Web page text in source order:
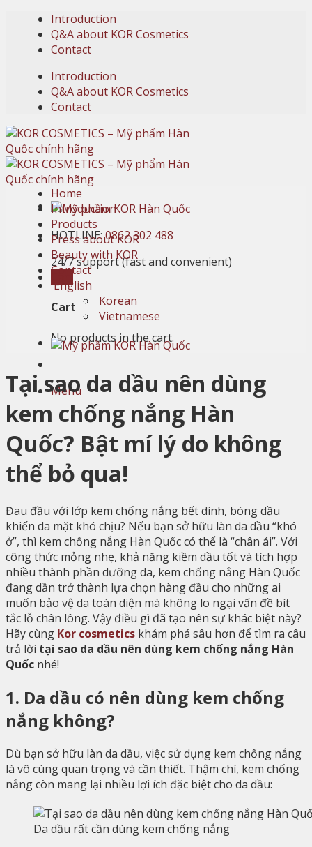
content
Introduction
Q&A about KOR Cosmetics
Contact
Introduction
Q&A about KOR Cosmetics
Contact
HOTLINE:0862 302 488
24/7 support (fast and convenient)
Cart
No products in the cart.
Menu
Home
Introduction
Products
Press about KOR
Beauty with KOR
Contact
English
Korean
Vietnamese
Tại sao da dầu nên dùng
kem chống nắng Hàn
Quốc? Bật mí lý do không
thể bỏ qua!
Đau đầu với lớp kem chống nắng bết dính, bóng dầu
khiến da mặt khó chịu? Nếu bạn sở hữu làn da dầu “khó
ở”, thì kem chống nắng Hàn Quốc có thể là “chân ái”. Với
công thức mỏng nhẹ, khả năng kiềm dầu tốt và tích hợp
nhiều thành phần dưỡng da, kem chống nắng Hàn Quốc
đang dần trở thành lựa chọn hàng đầu cho những ai
muốn bảo vệ da toàn diện mà không lo ngại vấn đề bít
tắc lỗ chân lông. Vậy điều gì đã tạo nên sự khác biệt này?
Hãy cùng Kor cosmetics khám phá sâu hơn để tìm ra câu
trả lời tại sao da dầu nên dùng kem chống nắng Hàn
Quốc nhé!
1. Da dầu có nên dùng kem chống
nắng không?
Dù bạn sở hữu làn da dầu, việc sử dụng kem chống nắng
là vô cùng quan trọng và cần thiết. Thậm chí, kem chống
nắng còn mang lại nhiều lợi ích đặc biệt cho da dầu:
Da dầu rất cần dùng kem chống nắng